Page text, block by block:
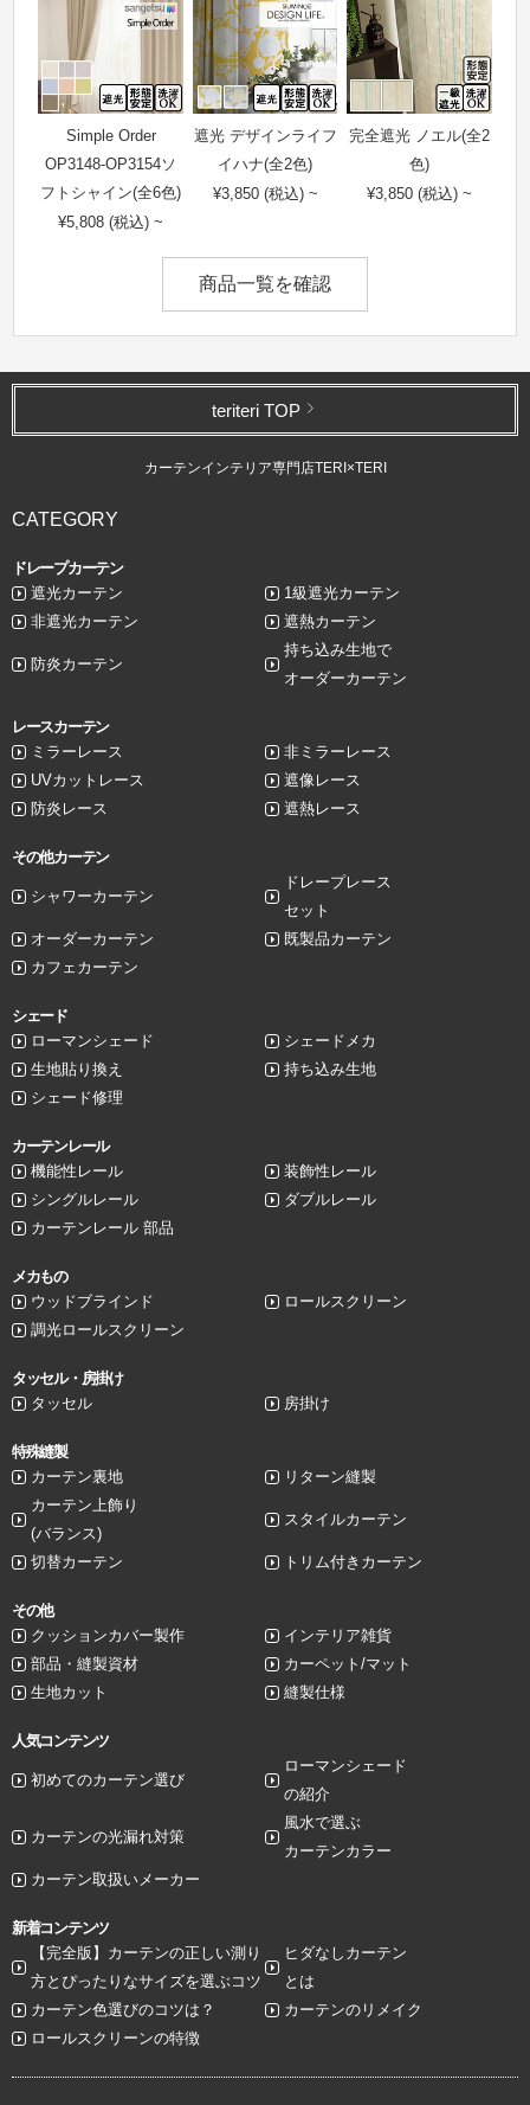
Simple Order
OP3148-OP3154ソ
フトシャイン(全6色)
¥5,808 (税込) ~
遮光 デザインライフ
イハナ(全2色)
¥3,850 (税込) ~
完全遮光 ノエル(全2
色)
¥3,850 (税込) ~
商品一覧を確認
teriteri TOP
カーテンインテリア専門店TERI×TERI
CATEGORY
ドレープカーテン
遮光カーテン
1級遮光カーテン
非遮光カーテン
遮熱カーテン
防炎カーテン
持ち込み生地で
オーダーカーテン
レースカーテン
ミラーレース
非ミラーレース
UVカットレース
遮像レース
防炎レース
遮熱レース
その他カーテン
シャワーカーテン
ドレープレース
セット
オーダーカーテン
既製品カーテン
カフェカーテン
シェード
ローマンシェード
シェードメカ
生地貼り換え
持ち込み生地
シェード修理
カーテンレール
機能性レール
装飾性レール
シングルレール
ダブルレール
カーテンレール 部品
メカもの
ウッドブラインド
ロールスクリーン
調光ロールスクリーン
タッセル・房掛け
タッセル
房掛け
特殊縫製
カーテン裏地
リターン縫製
カーテン上飾り
(バランス)
スタイルカーテン
切替カーテン トリム付きカーテン
その他
クッションカバー製作
インテリア雑貨
部品・縫製資材
カーペット/マット
生地カット
縫製仕様
人気コンテンツ
初めてのカーテン選び
ローマンシェード
の紹介
カーテンの光漏れ対策
風水で選ぶ
カーテンカラー
カーテン取扱いメーカー
新着コンテンツ
【完全版】カーテンの正しい測り
方とぴったりなサイズを選ぶコツ
ヒダなしカーテン
とは
カーテン色選びのコツは？
カーテンのリメイク
ロールスクリーンの特徴